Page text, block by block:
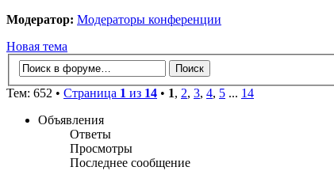
Модератор: Модераторы конференции
Новая тема
Тем: 652 • Страница 1 из 14 • 1, 2, 3, 4, 5 ... 14
Объявления
Ответы
Просмотры
Последнее сообщение